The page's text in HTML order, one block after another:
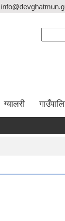
ग्यालरी